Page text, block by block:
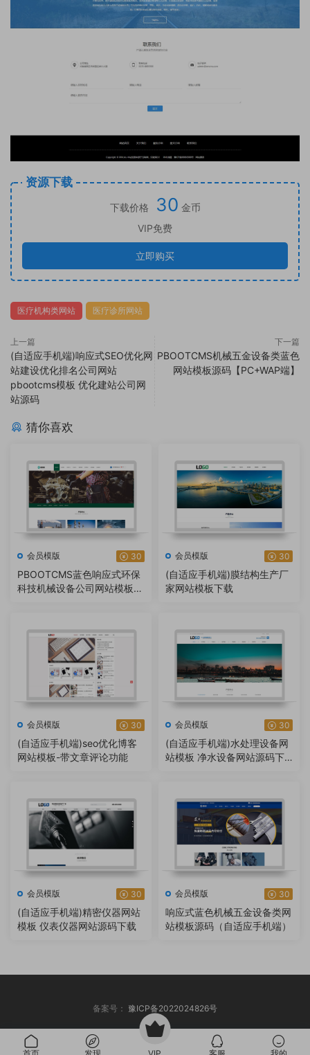
资源下载
下载价格 30 金币
VIP免费
立即购买
医疗机构类网站 医疗诊所网站
上一篇
(自适应手机端)响应式SEO优化网
站建设优化排名公司网站
pbootcms模板 优化建站公司网
站源码
下一篇
PBOOTCMS机械五金设备类蓝色
网站模板源码【PC+WAP端】
猜你喜欢
会员模版 30
PBOOTCMS蓝色响应式环保
科技机械设备公司网站模板源
会员模版 30
(自适应手机端)膜结构生产厂
家网站模板下载
会员模版 30
(自适应手机端)seo优化博客
网站模板-带文章评论功能
会员模版 30
(自适应手机端)水处理设备网
站模板 净水设备网站源码下
会员模版 30
(自适应手机端)精密仪器网站
模板 仪表仪器网站源码下载
会员模版 30
响应式蓝色机械五金设备类网
站模板源码（自适应手机端）
备案号： 豫ICP备2022024826号